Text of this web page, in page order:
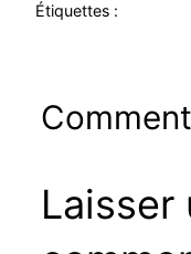
Étiquettes :
Laisser